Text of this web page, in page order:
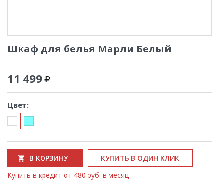
Шкаф для белья Марли Белый
11 499
Цвет:
В КОРЗИНУ
КУПИТЬ В ОДИН КЛИК
Купить в кредит от 480 руб. в месяц